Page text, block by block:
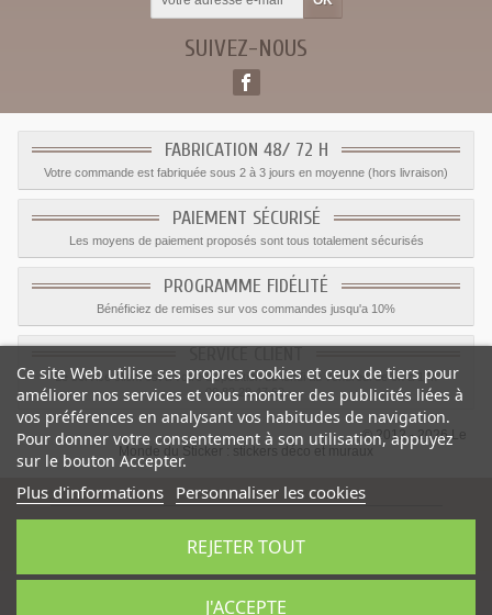
SUIVEZ-NOUS
FABRICATION 48/ 72 H
Votre commande est fabriquée sous 2 à 3 jours en moyenne (hors livraison)
PAIEMENT SÉCURISÉ
Les moyens de paiement proposés sont tous totalement sécurisés
PROGRAMME FIDÉLITÉ
Bénéficiez de remises sur vos commandes jusqu'a 10%
Le service client est a votre disposition du lundi au vendredi de 8h à 17h
09.82.28.47.69.
© 2012 - 2026 Le
Monde du Sticker :
stickers déco et muraux
-Catégorie:Camions
Ce site Web utilise ses propres cookies et ceux de tiers pour
améliorer nos services et vous montrer des publicités liées à
vos préférences en analysant vos habitudes de navigation.
Pour donner votre consentement à son utilisation, appuyez
sur le bouton Accepter.
Plus d'informations Personnaliser les cookies
REJETER TOUT
J'ACCEPTE